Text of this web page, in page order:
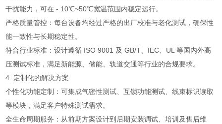
干扰能力，可在 - 10℃~50℃宽温范围内稳定运行。
严格质量管控：每台设备均经过严格的出厂校准与老化测试，确保性
能一致性与长期稳定性。
符合行业标准：设计遵循 ISO 9001 及 GB/T、IEC、UL 等国内外高
压测试标准，满足新能源、储能、轨道交通等行业的合规要求。
4. 定制化的解决方案
个性化功能定制：可集成气密性测试、互锁功能测试、线束标识读取
等模块，满足客户特殊测试需求。
全生命周期服务：从前期方案设计到后期安装调试、培训及售后维